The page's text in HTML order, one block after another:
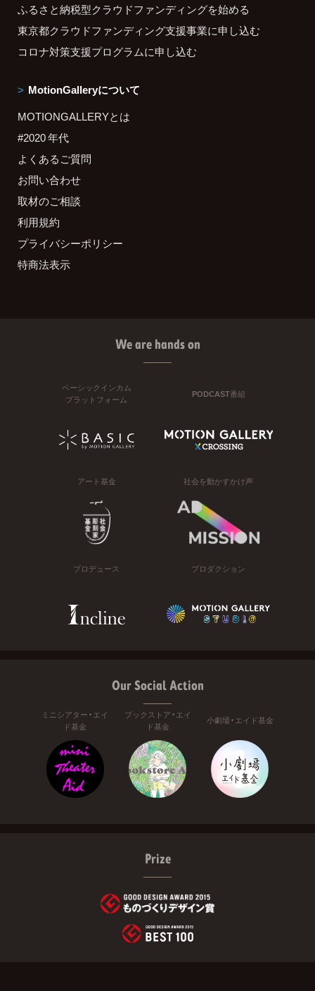
ふるさと納税型クラウドファンディングを始める
東京都クラウドファンディング支援事業に申し込む
コロナ対策支援プログラムに申し込む
MotionGalleryについて
MOTIONGALLERYとは
#2020 年代
よくあるご質問
お問い合わせ
取材のご相談
利用規約
プライバシーポリシー
特商法表示
We are hands on
ベーシックインカム
プラットフォーム
PODCAST番組
アート基金 社会を動かすかけ声
プロデュース プロダクション
Our Social Action
ミニシアター・エイ
ド基金
ブックストア・エイ
ド基金
小劇場・エイド基金
Prize